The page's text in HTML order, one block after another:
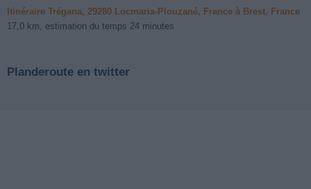
Itinéraire Trégana, 29280 Locmaria-Plouzané, France à Brest, France
17,0 km, estimation du temps 24 minutes
Planderoute en twitter